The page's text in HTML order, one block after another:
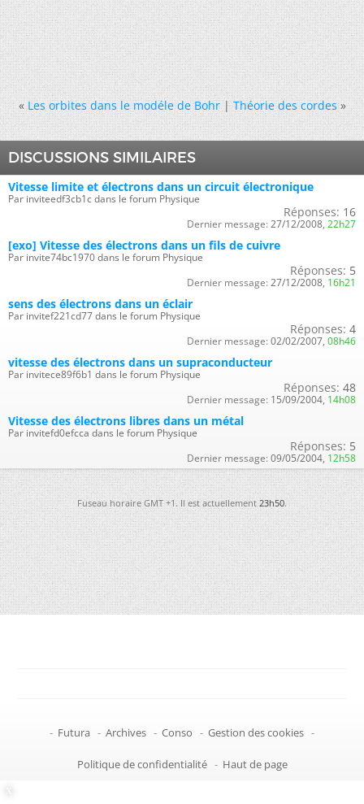
« Les orbites dans le modéle de Bohr|Théorie des cordes »
DISCUSSIONS SIMILAIRES
Vitesse limite et électrons dans un circuit électronique
Par inviteedf3cb1c dans le forum Physique
Réponses: 16
Dernier message: 27/12/2008, 22h27
[exo] Vitesse des électrons dans un fils de cuivre
Par invite74bc1970 dans le forum Physique
Réponses: 5
Dernier message: 27/12/2008, 16h21
sens des électrons dans un éclair
Par invitef221cd77 dans le forum Physique
Réponses: 4
Dernier message: 02/02/2007, 08h46
vitesse des électrons dans un supraconducteur
Par invitece89f6b1 dans le forum Physique
Réponses: 48
Dernier message: 15/09/2004, 14h08
Vitesse des électrons libres dans un métal
Par invitefd0efcca dans le forum Physique
Réponses: 5
Dernier message: 09/05/2004, 12h58
Fuseau horaire GMT +1. Il est actuellement23h50.
- Futura - Archives - Conso - Gestion des cookies -
Politique de confidentialité - Haut de page